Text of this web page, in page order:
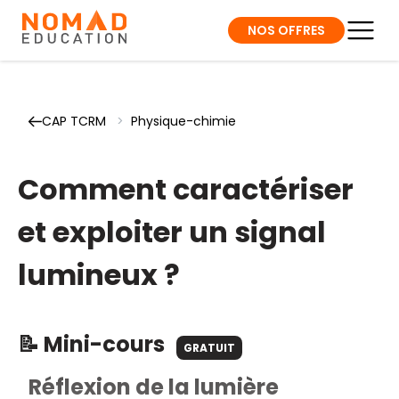
NOS OFFRES
CAP TCRM > Physique-chimie
Comment caractériser
et exploiter un signal
lumineux ?
📝 Mini-cours GRATUIT
Réflexion de la lumière